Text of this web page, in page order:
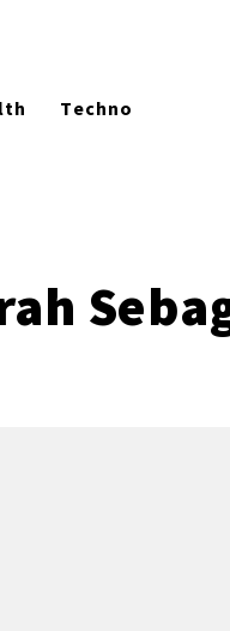
Techno